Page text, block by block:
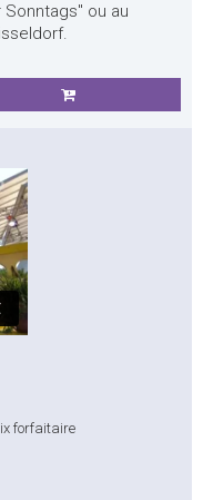
ou au
forfaitaire